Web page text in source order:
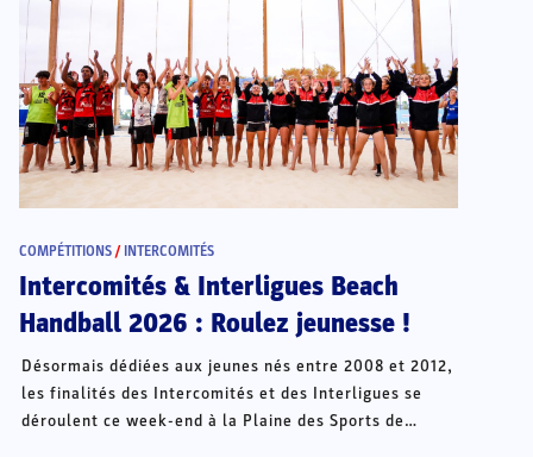
COMPÉTITIONS / INTERCOMITÉS
Intercomités & Interligues Beach
Handball 2026 : Roulez jeunesse !
Désormais dédiées aux jeunes nés entre 2008 et 2012,
les finalités des Intercomités et des Interligues se
déroulent ce week-end à la Plaine des Sports de